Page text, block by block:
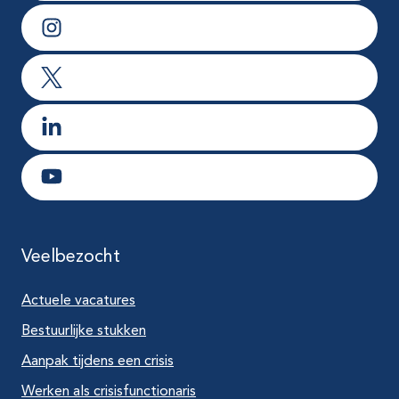
Ga naar Instagram
Ga naar X
Ga naar LinkedIn
Ga naar Youtube
Veelbezocht
Actuele vacatures
Bestuurlijke stukken
Aanpak tijdens een crisis
Werken als crisisfunctionaris